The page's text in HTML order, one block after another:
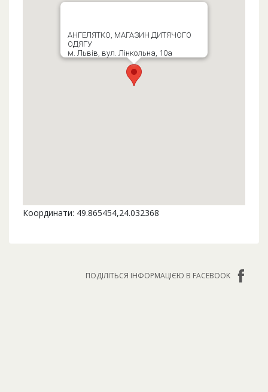
АНГЕЛЯТКО, МАГАЗИН ДИТЯЧОГО
ОДЯГУ
м. Львів, вул. Лінкольна, 10а
Координати: 49.865454,24.032368
ПОДІЛІТЬСЯ ІНФОРМАЦІЄЮ В FACEBOOK